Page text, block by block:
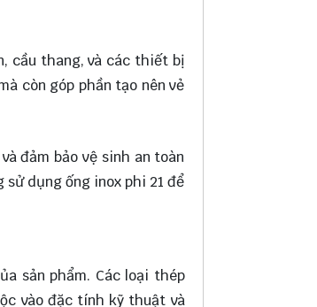
cầu thang, và các thiết bị
còn góp phần tạo nên vẻ
đảm bảo vệ sinh an toàn
dụng ống inox phi 21 để
sản phẩm. Các loại thép
vào đặc tính kỹ thuật và